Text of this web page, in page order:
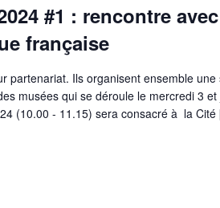
#1 : rencontre
française
partenariat. Ils organisent ensemble une
musées qui se déroule le mercredi 3
(10.00 - 11.15) sera consacré à la